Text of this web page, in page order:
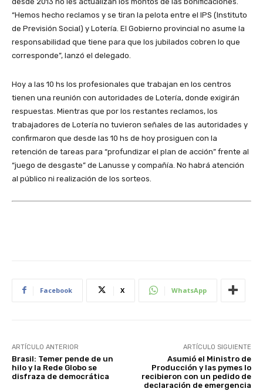
“Hemos hecho reclamos y se tiran la pelota entre el IPS (Instituto
de Previsión Social) y Lotería. El Gobierno provincial no asume la
responsabilidad que tiene para que los jubilados cobren lo que
corresponde”, lanzó el delegado.
Hoy a las 10 hs los profesionales que trabajan en los centros
tienen una reunión con autoridades de Lotería, donde exigirán
respuestas. Mientras que por los restantes reclamos, los
trabajadores de Lotería no tuvieron señales de las autoridades y
confirmaron que desde las 10 hs de hoy prosiguen con la
retención de tareas para “profundizar el plan de acción” frente al
“juego de desgaste” de Lanusse y compañía. No habrá atención
al público ni realización de los sorteos.
Facebook X WhatsApp
ARTÍCULO ANTERIOR
Brasil: Temer pende de un
hilo y la Rede Globo se
disfraza de democrática
ARTÍCULO SIGUIENTE
Asumió el Ministro de
Producción y las pymes lo
recibieron con un pedido de
declaración de emergencia